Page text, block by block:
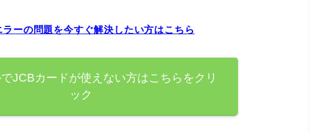
ーの問題を今すぐ解決したい方はこちら
JCBカードが使えない方はこちらをクリ
ック